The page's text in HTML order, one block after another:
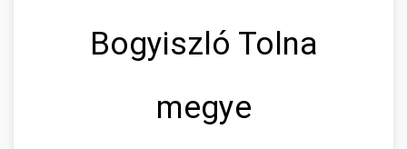
Bogyiszló Tolna
megye